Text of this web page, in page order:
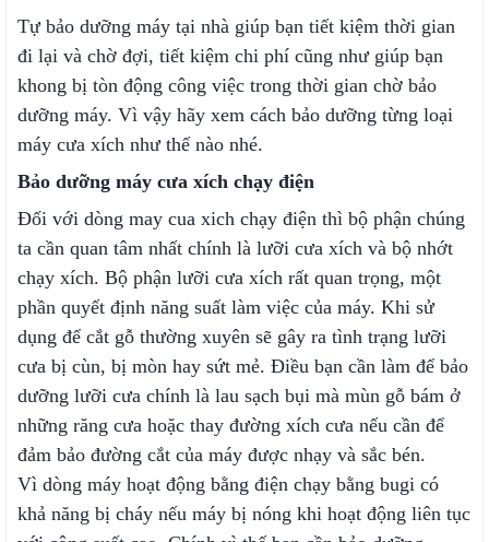
Tự bảo dưỡng máy tại nhà giúp bạn tiết kiệm thời gian
đi lại và chờ đợi, tiết kiệm chi phí cũng như giúp bạn
khong bị tòn động công việc trong thời gian chờ bảo
dưỡng máy. Vì vậy hãy xem cách bảo dưỡng từng loại
máy cưa xích như thế nào nhé.
Bảo dưỡng máy cưa xích chạy điện
Đối với dòng may cua xich chạy điện thì bộ phận chúng
ta cần quan tâm nhất chính là lưỡi cưa xích và bộ nhớt
chạy xích. Bộ phận lưỡi cưa xích rất quan trọng, một
phần quyết định năng suất làm việc của máy. Khi sử
dụng để cắt gỗ thường xuyên sẽ gây ra tình trạng lưỡi
cưa bị cùn, bị mòn hay sứt mẻ. Điều bạn cần làm để bảo
dưỡng lưỡi cưa chính là lau sạch bụi mà mùn gỗ bám ở
những răng cưa hoặc thay đường xích cưa nếu cần để
đảm bảo đường cắt của máy được nhạy và sắc bén.
Vì dòng máy hoạt động bằng điện chạy bằng bugi có
khả năng bị cháy nếu máy bị nóng khi hoạt động liên tục